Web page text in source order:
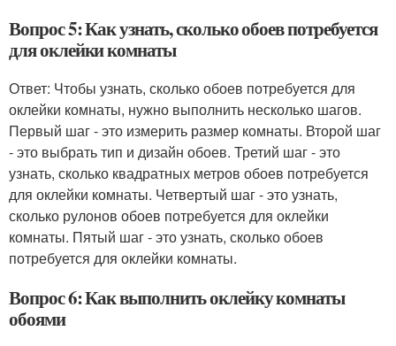
Вопрос 5: Как узнать, сколько обоев потребуется
для оклейки комнаты
Ответ: Чтобы узнать, сколько обоев потребуется для
оклейки комнаты, нужно выполнить несколько шагов.
Первый шаг - это измерить размер комнаты. Второй шаг
- это выбрать тип и дизайн обоев. Третий шаг - это
узнать, сколько квадратных метров обоев потребуется
для оклейки комнаты. Четвертый шаг - это узнать,
сколько рулонов обоев потребуется для оклейки
комнаты. Пятый шаг - это узнать, сколько обоев
потребуется для оклейки комнаты.
Вопрос 6: Как выполнить оклейку комнаты
обоями